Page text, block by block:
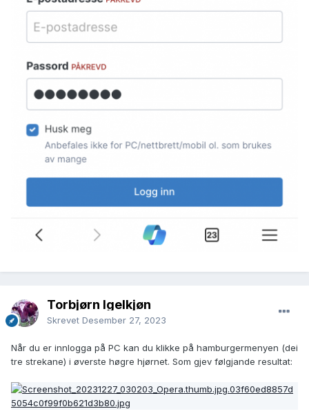
Torbjørn Igelkjøn
Skrevet Desember 27, 2023
Når du er innlogga på PC kan du klikke på hamburgermenyen (dei
tre strekane) i øverste høgre hjørnet. Som gjev følgjande resultat: